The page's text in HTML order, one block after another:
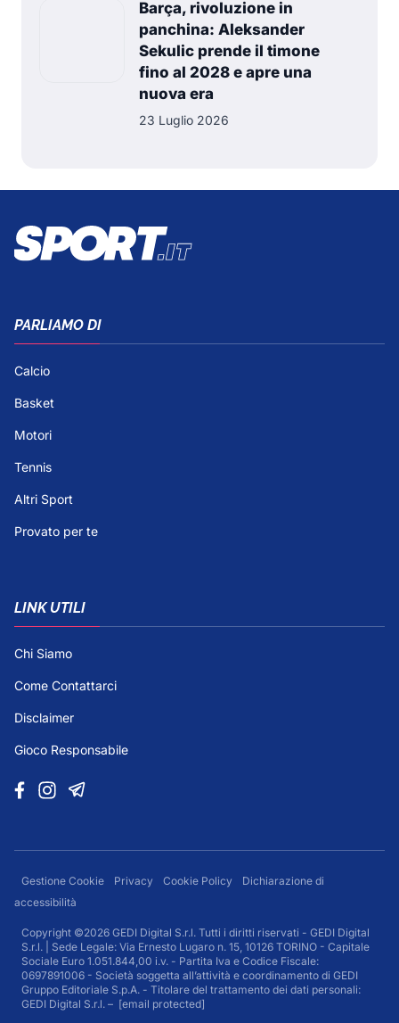
Barça, rivoluzione in
panchina: Aleksander
Sekulic prende il timone
fino al 2028 e apre una
nuova era
23 Luglio 2026
PARLIAMO DI
Calcio
Basket
Motori
Tennis
Altri Sport
Provato per te
LINK UTILI
Chi Siamo
Come Contattarci
Disclaimer
Gioco Responsabile
Gestione Cookie Privacy Cookie Policy
Dichiarazione di
accessibilità
Copyright ©2026 GEDI Digital S.r.l. Tutti i diritti riservati - GEDI Digital
S.r.l. | Sede Legale: Via Ernesto Lugaro n. 15, 10126 TORINO - Capitale
Sociale Euro 1.051.844,00 i.v. - Partita Iva e Codice Fiscale:
0697891006 - Società soggetta all’attività e coordinamento di GEDI
Gruppo Editoriale S.p.A. - Titolare del trattamento dei dati personali:
GEDI Digital S.r.l. – [email protected]